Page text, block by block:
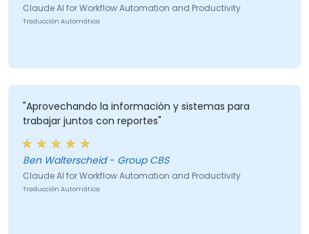
Claude AI for Workflow Automation and Productivity
Traducción Automática
"Aprovechando la información y sistemas para
trabajar juntos con reportes"
Ben Walterscheid - Group CBS
Claude AI for Workflow Automation and Productivity
Traducción Automática